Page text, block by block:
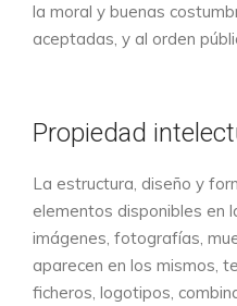
la moral y buenas
aceptadas, y al orden
Propiedad
La estructura, diseño y
elementos disponibles en
imágenes, fotografías,
aparecen en los mismos,
ficheros, logotipos,